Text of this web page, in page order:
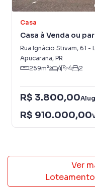
Casa
Casa à Venda ou
Residencial Cazarin
Rua Ignácio Stivam, 61 -
Apucarana, PR
259m² 4 4 2
R$ 3.800,00
R$ 910.000,00
Ver